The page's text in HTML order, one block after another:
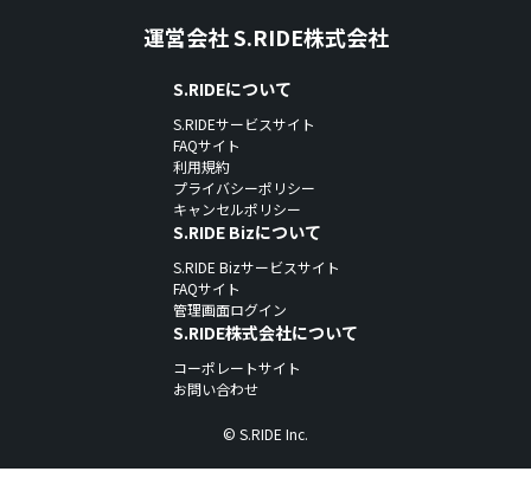
運営会社 S.RIDE株式会社
S.RIDEについて
S.RIDEサービスサイト
FAQサイト
利用規約
プライバシーポリシー
キャンセルポリシー
S.RIDE Bizについて
S.RIDE Bizサービスサイト
FAQサイト
管理画面ログイン
S.RIDE株式会社について
コーポレートサイト
お問い合わせ
© S.RIDE Inc.